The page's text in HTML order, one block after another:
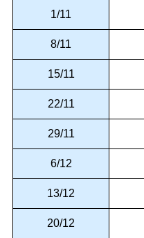
1/11
8/11
15/11
22/11
29/11
6/12
13/12
20/12